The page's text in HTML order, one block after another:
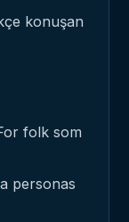
konuşan
folk som
personas